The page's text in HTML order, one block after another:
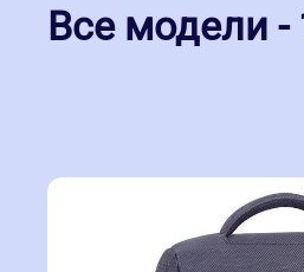
Все модели -